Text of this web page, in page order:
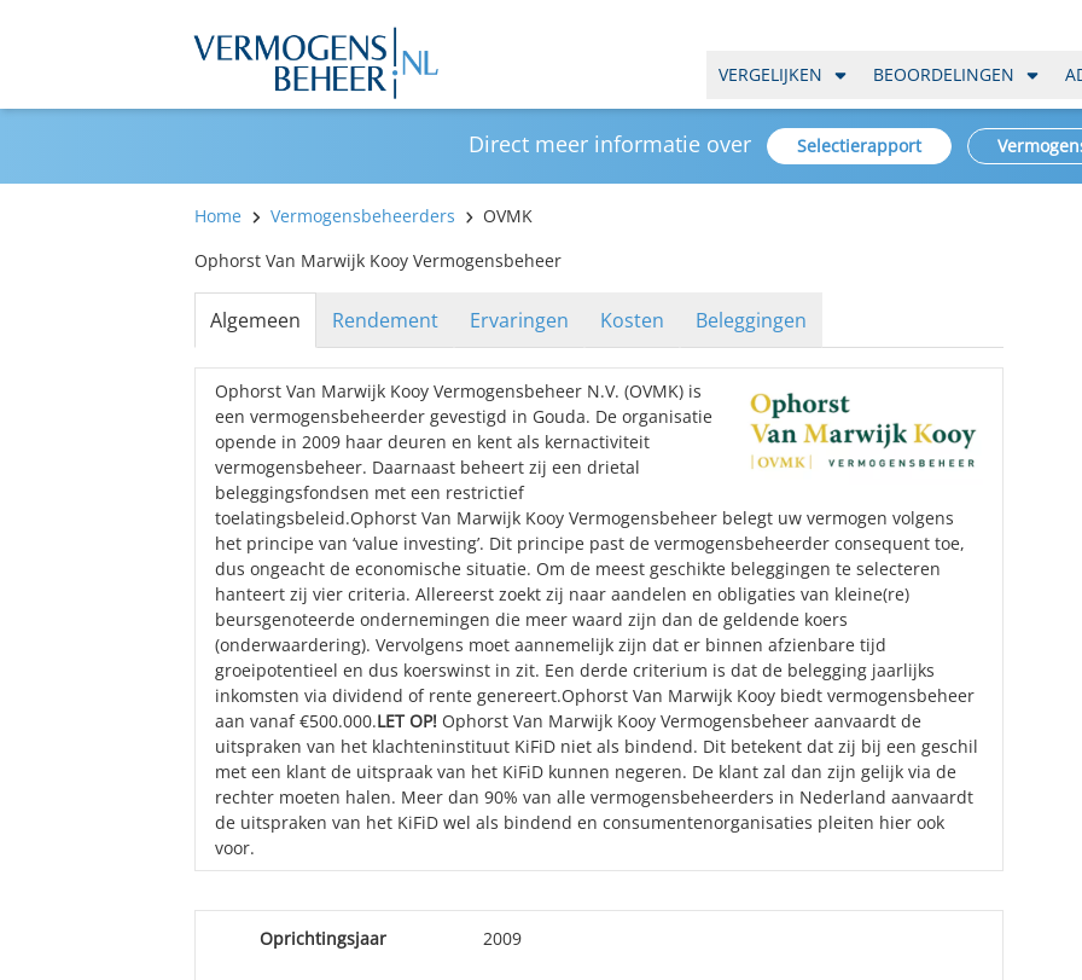
VERGELIJKEN BEOORDELINGEN
Direct meer informatie over Selectierapport
Home Vermogensbeheerders
OVMK
Ophorst Van Marwijk Kooy Vermogensbeheer
Algemeen Rendement Ervaringen Kosten Beleggingen
Ophorst Van Marwijk Kooy Vermogensbeheer N.V. (OVMK) is
een vermogensbeheerder gevestigd in Gouda. De organisatie
opende in 2009 haar deuren en kent als kernactiviteit
vermogensbeheer. Daarnaast beheert zij een drietal
beleggingsfondsen met een restrictief
toelatingsbeleid.Ophorst Van Marwijk Kooy Vermogensbeheer belegt uw vermogen volgens
het principe van ‘value investing’. Dit principe past de vermogensbeheerder consequent toe,
dus ongeacht de economische situatie. Om de meest geschikte beleggingen te selecteren
hanteert zij vier criteria. Allereerst zoekt zij naar aandelen en obligaties van kleine(re)
beursgenoteerde ondernemingen die meer waard zijn dan de geldende koers
(onderwaardering). Vervolgens moet aannemelijk zijn dat er binnen afzienbare tijd
groeipotentieel en dus koerswinst in zit. Een derde criterium is dat de belegging jaarlijks
inkomsten via dividend of rente genereert.Ophorst Van Marwijk Kooy biedt vermogensbeheer
aan vanaf €500.000.LET OP! Ophorst Van Marwijk Kooy Vermogensbeheer aanvaardt de
uitspraken van het klachteninstituut KiFiD niet als bindend. Dit betekent dat zij bij een geschil
met een klant de uitspraak van het KiFiD kunnen negeren. De klant zal dan zijn gelijk via de
rechter moeten halen. Meer dan 90% van alle vermogensbeheerders in Nederland aanvaardt
de uitspraken van het KiFiD wel als bindend en consumentenorganisaties pleiten hier ook
voor.
Oprichtingsjaar 2009